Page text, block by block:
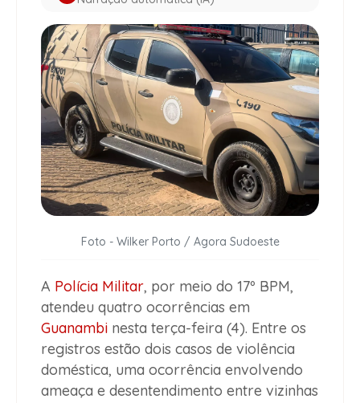
Foto - Wilker Porto / Agora Sudoeste
A Polícia Militar, por meio do 17º BPM,
atendeu quatro ocorrências em
Guanambi nesta terça-feira (4). Entre os
registros estão dois casos de violência
doméstica, uma ocorrência envolvendo
ameaça e desentendimento entre vizinhas